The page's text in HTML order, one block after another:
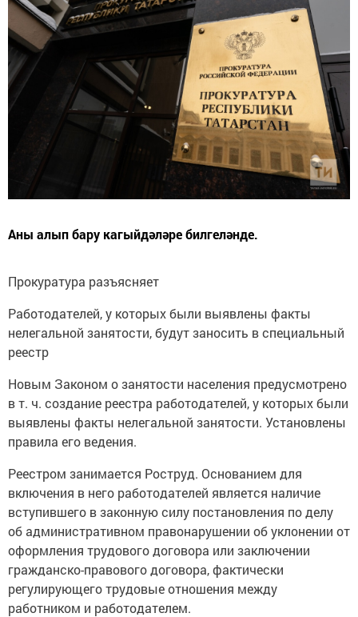
Аны алып бару кагыйдәләре билгеләнде.
Прокуратура разъясняет
Работодателей, у которых были выявлены факты
нелегальной занятости, будут заносить в специальный
реестр
Новым Законом о занятости населения предусмотрено
в т. ч. создание реестра работодателей, у которых были
выявлены факты нелегальной занятости. Установлены
правила его ведения.
Реестром занимается Роструд. Основанием для
включения в него работодателей является наличие
вступившего в законную силу постановления по делу
об административном правонарушении об уклонении от
оформления трудового договора или заключении
гражданско-правового договора, фактически
регулирующего трудовые отношения между
работником и работодателем.